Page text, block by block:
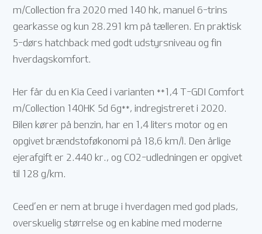
m/Collection fra 2020 med 140 hk, manuel 6-trins
gearkasse og kun 28.291 km på tælleren. En praktisk
5-dørs hatchback med godt udstyrsniveau og fin
hverdagskomfort.
Her får du en Kia Ceed i varianten **1,4 T-GDI Comfort
m/Collection 140HK 5d 6g**, indregistreret i 2020.
Bilen kører på benzin, har en 1,4 liters motor og en
opgivet brændstoføkonomi på 18,6 km/l. Den årlige
ejerafgift er 2.440 kr., og CO2-udledningen er opgivet
til 128 g/km.
Ceed’en er nem at bruge i hverdagen med god plads,
overskuelig størrelse og en kabine med moderne